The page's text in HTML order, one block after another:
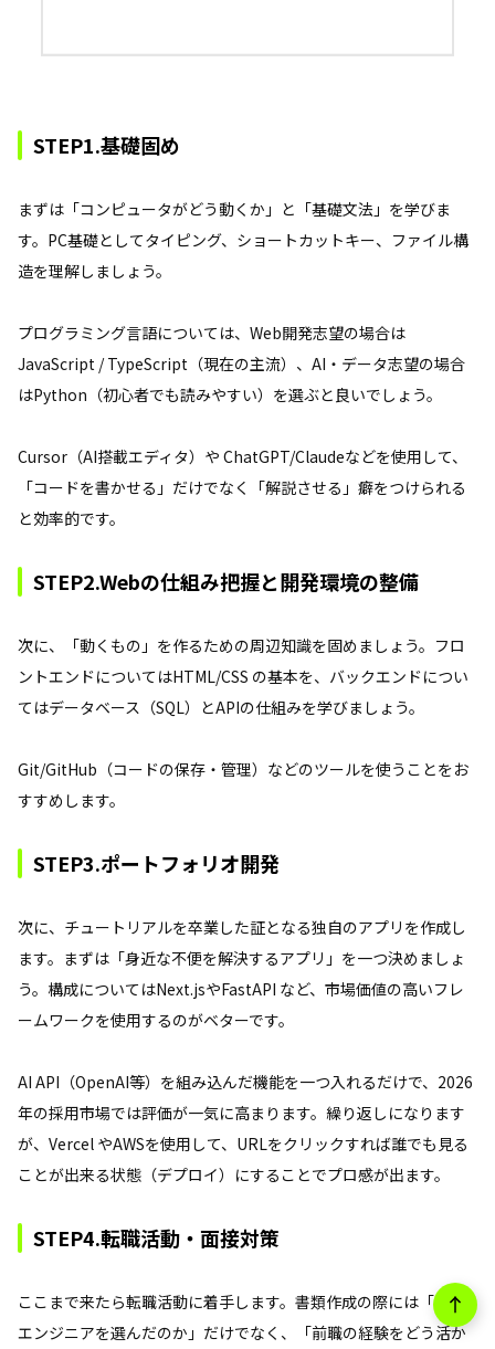
STEP1.基礎固め
まずは「コンピュータがどう動くか」と「基礎文法」を学びま
す。PC基礎としてタイピング、ショートカットキー、ファイル構
造を理解しましょう。
プログラミング言語については、Web開発志望の場合は
JavaScript / TypeScript（現在の主流）、AI・データ志望の場合
はPython（初心者でも読みやすい）を選ぶと良いでしょう。
Cursor（AI搭載エディタ）や ChatGPT/Claudeなどを使用して、
「コードを書かせる」だけでなく「解説させる」癖をつけられる
と効率的です。
STEP2.Webの仕組み把握と開発環境の整備
次に、「動くもの」を作るための周辺知識を固めましょう。フロ
ントエンドについてはHTML/CSS の基本を、バックエンドについ
てはデータベース（SQL）とAPIの仕組みを学びましょう。
Git/GitHub（コードの保存・管理）などのツールを使うことをお
すすめします。
STEP3.ポートフォリオ開発
次に、チュートリアルを卒業した証となる独自のアプリを作成し
ます。まずは「身近な不便を解決するアプリ」を一つ決めましょ
う。構成についてはNext.jsやFastAPI など、市場価値の高いフレ
ームワークを使用するのがベターです。
AI API（OpenAI等）を組み込んだ機能を一つ入れるだけで、2026
年の採用市場では評価が一気に高まります。繰り返しになります
が、Vercel やAWSを使用して、URLをクリックすれば誰でも見る
ことが出来る状態（デプロイ）にすることでプロ感が出ます。
STEP4.転職活動・面接対策
ここまで来たら転職活動に着手します。書類作成の際には「なぜ
エンジニアを選んだのか」だけでなく、「前職の経験をどう活か